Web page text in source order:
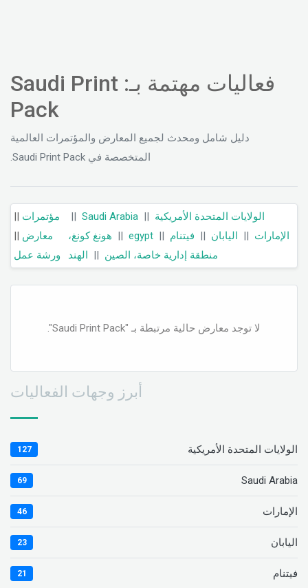
فعاليات مهتمة بـ: Saudi Print
Pack
دليل شامل ومحدث لجميع المعارض والمؤتمرات العالمية
المتخصصة في Saudi Print Pack.
الولايات المتحدة الأمريكية ||
Saudi Arabia
||
الإمارات || اليابان || فيتنام ||
egypt
|| هونغ كونغ،
منطقة إدارية خاصة، الصين || الهند
مؤتمرات ||
معارض ||
ورشة عمل
لا توجد معارض حالية مرتبطة بـ "Saudi Print Pack".
أبرز وجهات الفعاليات
الولايات المتحدة الأمريكية 127
Saudi Arabia
69
الإمارات 46
اليابان 23
فيتنام 21